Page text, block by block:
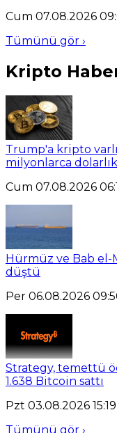
Cum 07.08.2026
Tümünü gör ›
Kripto
Trump'a kripto
milyonlarca
Cum 07.08.2026
Hürmüz ve Bab
düştü
Per 06.08.2026
Strategy, temettü
1.638 Bitcoin sattı
Pzt 03.08.2026 15:19
Tümünü gör ›